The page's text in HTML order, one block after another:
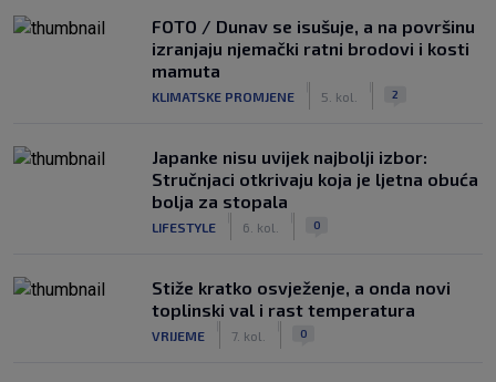
FOTO / Dunav se isušuje, a na površinu
izranjaju njemački ratni brodovi i kosti
mamuta
KLIMATSKE PROMJENE 5. kol. 2
Japanke nisu uvijek najbolji izbor:
Stručnjaci otkrivaju koja je ljetna obuća
bolja za stopala
LIFESTYLE 6. kol. 0
Stiže kratko osvježenje, a onda novi
toplinski val i rast temperatura
VRIJEME 7. kol. 0